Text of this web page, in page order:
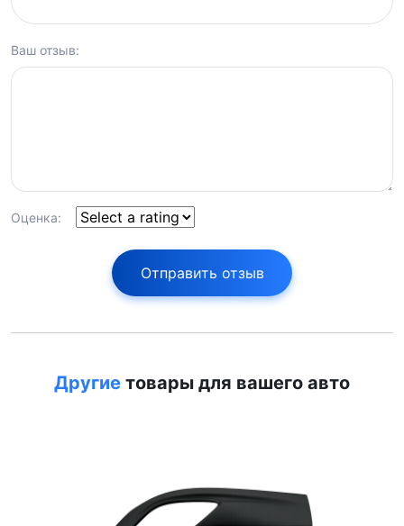
Ваш отзыв:
Оценка:
Отправить отзыв
Другие товары для вашего авто